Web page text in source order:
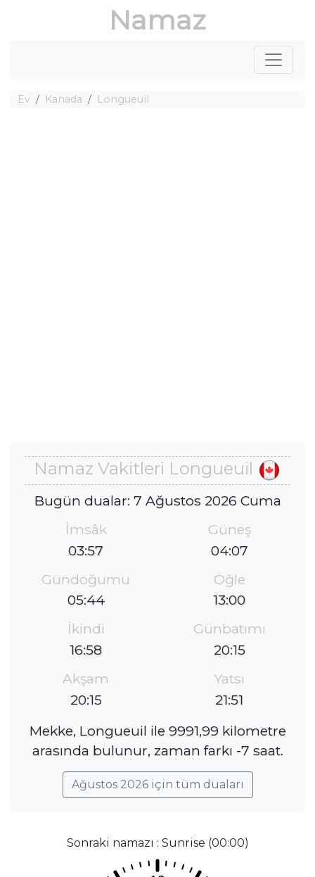
Namaz
Ev Kanada Longueuil
Namaz Vakitleri Longueuil
Bugün dualar: 7 Ağustos 2026 Cuma
İmsâk
03:57
Güneş
04:07
Gündoğumu
05:44
Öğle
13:00
İkindi
16:58
Günbatımı
20:15
Akşam
20:15
Yatsı
21:51
Mekke, Longueuil ile 9991,99 kilometre
arasında bulunur, zaman farkı -7 saat.
Ağustos 2026 için tüm duaları
Sonraki namazı : Sunrise (00:00)